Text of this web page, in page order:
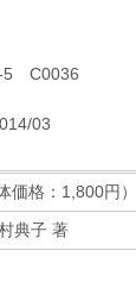
5 C0036
03
価格：1,800円）
典子 著